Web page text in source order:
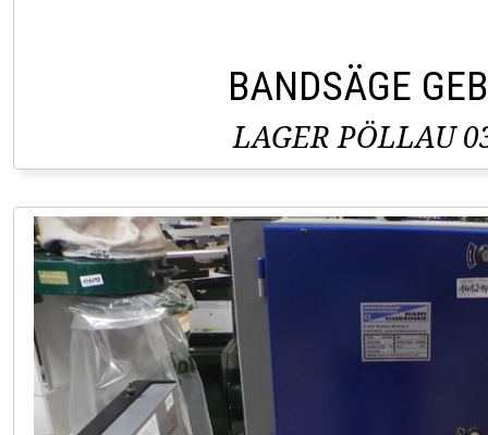
BANDSÄGE
LAGER PÖLLAU